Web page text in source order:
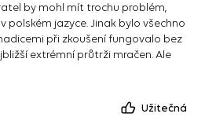
by mohl mít trochu problém,
polském jazyce. Jinak bylo všechno
při zkoušení fungovalo bez
extrémní průtrži mračen. Ale
Užitečná